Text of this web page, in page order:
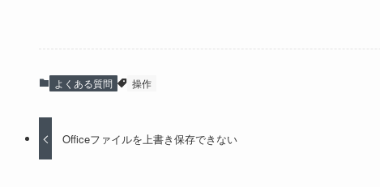
よくある質問 操作
Officeファイルを上書き保存できない